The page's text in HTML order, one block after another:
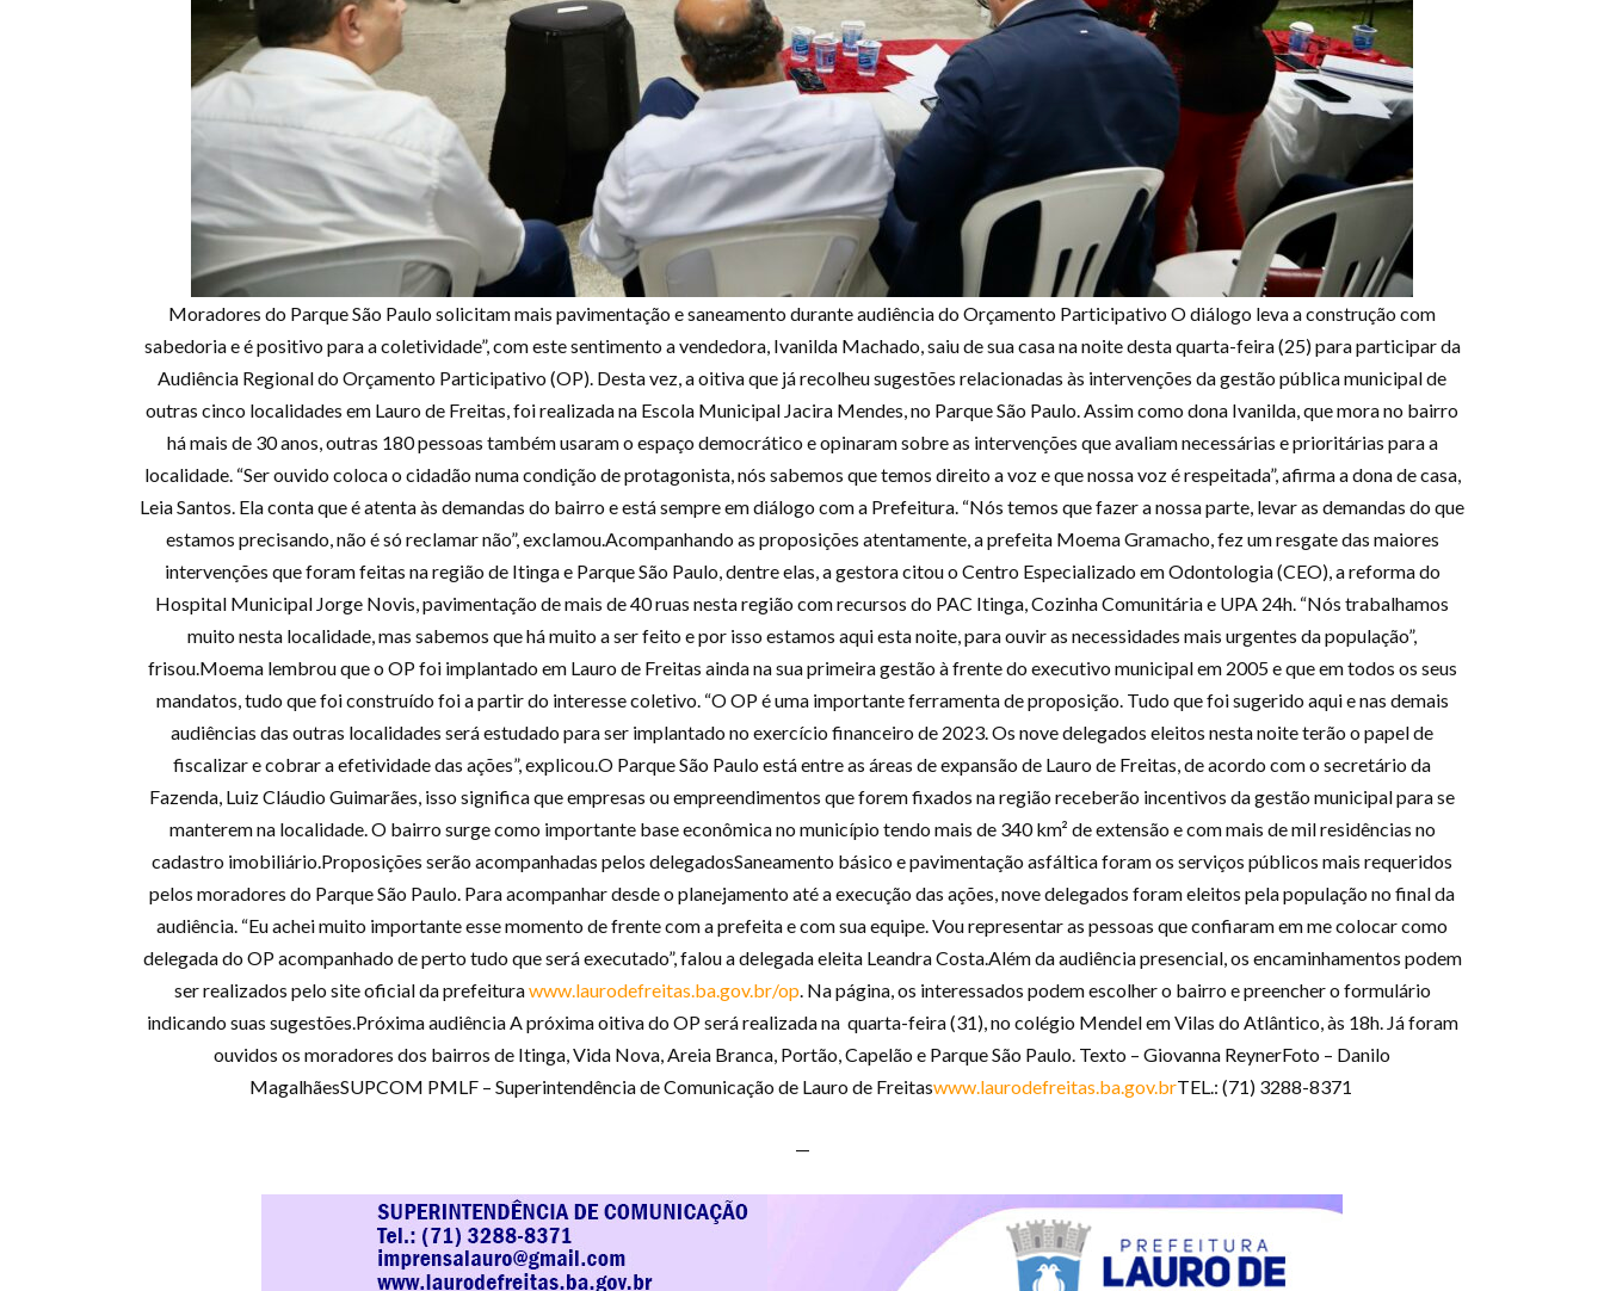
Moradores do Parque São Paulo solicitam mais pavimentação e saneamento durante audiência do Orçamento Participativo O diálogo leva a construção com
sabedoria e é positivo para a coletividade”, com este sentimento a vendedora, Ivanilda Machado, saiu de sua casa na noite desta quarta-feira (25) para participar da
Audiência Regional do Orçamento Participativo (OP). Desta vez, a oitiva que já recolheu sugestões relacionadas às intervenções da gestão pública municipal de
outras cinco localidades em Lauro de Freitas, foi realizada na Escola Municipal Jacira Mendes, no Parque São Paulo. Assim como dona Ivanilda, que mora no bairro
há mais de 30 anos, outras 180 pessoas também usaram o espaço democrático e opinaram sobre as intervenções que avaliam necessárias e prioritárias para a
localidade. “Ser ouvido coloca o cidadão numa condição de protagonista, nós sabemos que temos direito a voz e que nossa voz é respeitada”, afirma a dona de casa,
Leia Santos. Ela conta que é atenta às demandas do bairro e está sempre em diálogo com a Prefeitura. “Nós temos que fazer a nossa parte, levar as demandas do que
estamos precisando, não é só reclamar não”, exclamou.Acompanhando as proposições atentamente, a prefeita Moema Gramacho, fez um resgate das maiores
intervenções que foram feitas na região de Itinga e Parque São Paulo, dentre elas, a gestora citou o Centro Especializado em Odontologia (CEO), a reforma do
Hospital Municipal Jorge Novis, pavimentação de mais de 40 ruas nesta região com recursos do PAC Itinga, Cozinha Comunitária e UPA 24h. “Nós trabalhamos
muito nesta localidade, mas sabemos que há muito a ser feito e por isso estamos aqui esta noite, para ouvir as necessidades mais urgentes da população”,
frisou.Moema lembrou que o OP foi implantado em Lauro de Freitas ainda na sua primeira gestão à frente do executivo municipal em 2005 e que em todos os seus
mandatos, tudo que foi construído foi a partir do interesse coletivo. “O OP é uma importante ferramenta de proposição. Tudo que foi sugerido aqui e nas demais
audiências das outras localidades será estudado para ser implantado no exercício financeiro de 2023. Os nove delegados eleitos nesta noite terão o papel de
fiscalizar e cobrar a efetividade das ações”, explicou.O Parque São Paulo está entre as áreas de expansão de Lauro de Freitas, de acordo com o secretário da
Fazenda, Luiz Cláudio Guimarães, isso significa que empresas ou empreendimentos que forem fixados na região receberão incentivos da gestão municipal para se
manterem na localidade. O bairro surge como importante base econômica no município tendo mais de 340 km² de extensão e com mais de mil residências no
cadastro imobiliário.Proposições serão acompanhadas pelos delegadosSaneamento básico e pavimentação asfáltica foram os serviços públicos mais requeridos
pelos moradores do Parque São Paulo. Para acompanhar desde o planejamento até a execução das ações, nove delegados foram eleitos pela população no final da
audiência. “Eu achei muito importante esse momento de frente com a prefeita e com sua equipe. Vou representar as pessoas que confiaram em me colocar como
delegada do OP acompanhado de perto tudo que será executado”, falou a delegada eleita Leandra Costa.Além da audiência presencial, os encaminhamentos podem
ser realizados pelo site oficial da prefeiturawww.laurodefreitas.ba.gov.br/op. Na página, os interessados podem escolher o bairro e preencher o formulário
indicando suas sugestões.Próxima audiência A próxima oitiva do OP será realizada na quarta-feira (31), no colégio Mendel em Vilas do Atlântico, às 18h. Já foram
ouvidos os moradores dos bairros de Itinga, Vida Nova, Areia Branca, Portão, Capelão e Parque São Paulo. Texto – Giovanna ReynerFoto – Danilo
MagalhãesSUPCOM PMLF – Superintendência de Comunicação de Lauro de Freitaswww.laurodefreitas.ba.gov.brTEL.: (71) 3288-8371
—